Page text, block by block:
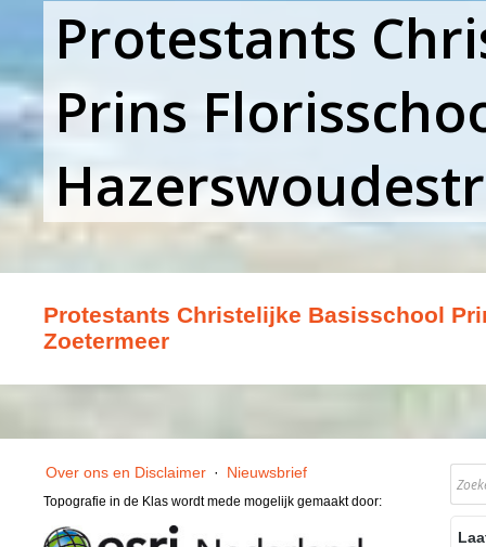
Protestants
Prins
Protestants Christelijke Basisschool
Zoetermeer
Over ons en Disclaimer · Nieuwsbrief
Topografie in de Klas wordt mede mogelijk gemaakt door: